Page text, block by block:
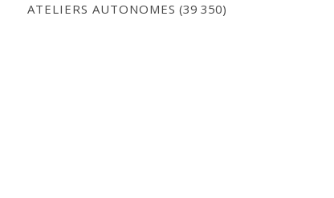
ATELIERS AUTONOMES (39 350)